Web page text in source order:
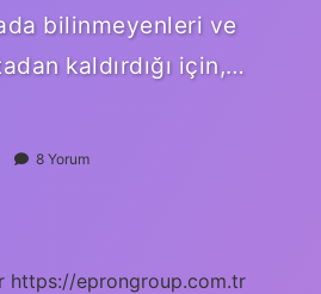
bilinmeyenleri ve
kaldırdığı için,…
8 Yorum
https://eprongroup.com.tr